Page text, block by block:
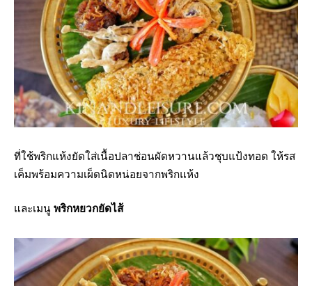
ที่ใช้พริกแห้งยัดใส่เนื้อปลาช่อนผัดหวานแล้วชุบแป้งทอด ให้รส
เค็มพร้อมความเผ็ดนิดหน่อยจากพริกแห้ง
และเมนู พริกหยวกยัดไส้